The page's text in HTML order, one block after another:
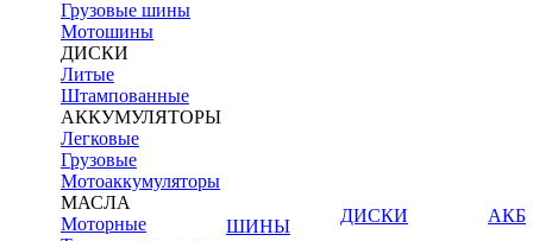
Грузовые шины
Мотошины
ДИСКИ
Литые
Штампованные
АККУМУЛЯТОРЫ
Легковые
Грузовые
Мотоаккумуляторы
МАСЛА
Моторные
ШИНЫ
ДИСКИ
АКБ